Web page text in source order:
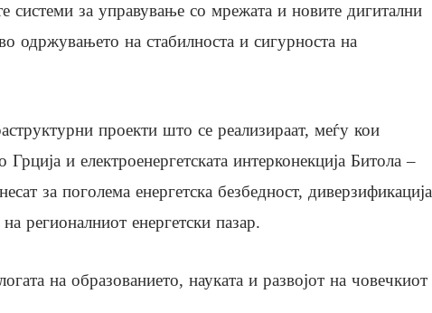
системи за управување со мрежата и новите дигитални
одржувањето на стабилноста и сигурноста на
проекти што се реализираат, меѓу кои
и електроенергетската интерконекција Битола –
за поголема енергетска безбедност, диверзификација
регионалниот енергетски пазар.
на образованието, науката и развојот на човечкиот